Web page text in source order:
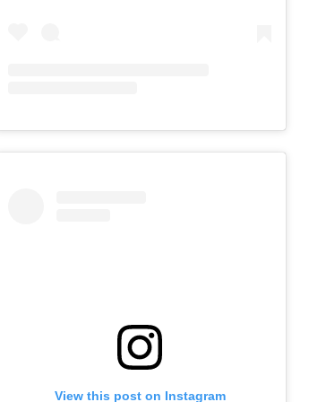
View this post on Instagram